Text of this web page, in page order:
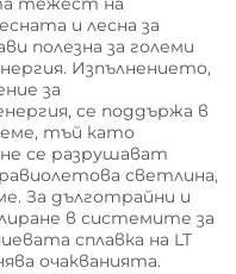
и лесна за
полезна за големи
Изпълнението,
за
се поддържа в
тъй като
се разрушават
светлина,
За дълготрайни и
в системите за
сплавка на LT
очакванията.